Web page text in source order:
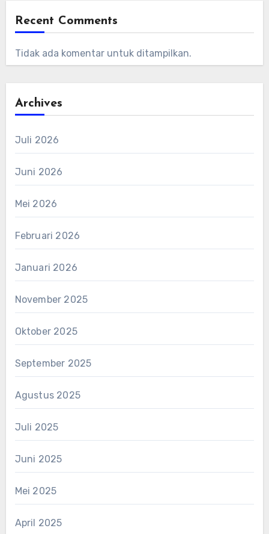
Recent Comments
Tidak ada komentar untuk ditampilkan.
Archives
Juli 2026
Juni 2026
Mei 2026
Februari 2026
Januari 2026
November 2025
Oktober 2025
September 2025
Agustus 2025
Juli 2025
Juni 2025
Mei 2025
April 2025